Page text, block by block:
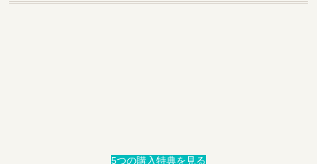
5つの購入特典を見る